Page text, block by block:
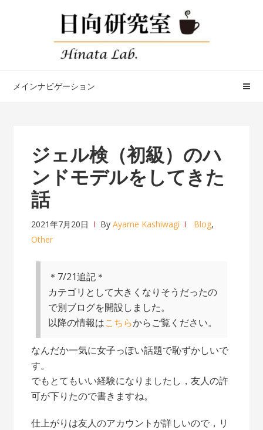
ョ
へ
メインナビゲーション
ジェル検（初級）のハ
ンドモデルをしてきた
話
2021年7月20日 ByAyame Kashiwagi Blog,
Other
＊7/21追記＊
カテゴリとして大きくなりそうだったの
で別ブログを開設しました。
以降の情報はこちらからご覧ください。
なんだか一気に女子っぽい話題で恥ずかしいで
す。
でもとてもいい経験になりましたし，友人の許
可が下りたので書きますね。
仕上がりは友人のアカウントが詳しいので，リ